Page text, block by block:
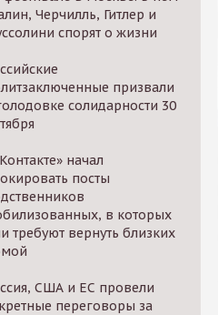
Черчилль, Гитлер и
спорят о жизни
призвали
солидарности 30
начал
посты
в которых
требуют вернуть близких
США и ЕС провели
переговоры за